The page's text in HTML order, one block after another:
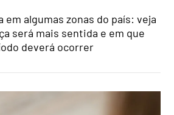
em algumas zonas do país: veja
será mais sentida e em que
deverá ocorrer